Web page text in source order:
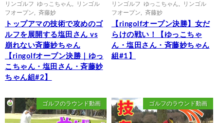
リンゴルフ ゆっこちゃん
リンゴル
フオープン
斉藤妙
トップアマの技術で攻めのゴ
ルフを展開する塩田さん vs
崩れない斉藤妙ちゃん
【ringolfオープン決勝｜ゆっ
こちゃん・塩田さん・斉藤妙
ちゃん組#2】
リンゴルフ ゆっこちゃん
リンゴル
フオープン
斉藤妙
【ringolfオープン決勝】女だ
らけの戦い！【ゆっこちゃ
ん・塩田さん・斉藤妙ちゃん
組#1】
ゴルフのラウンド動画 ゴルフのラウンド動画